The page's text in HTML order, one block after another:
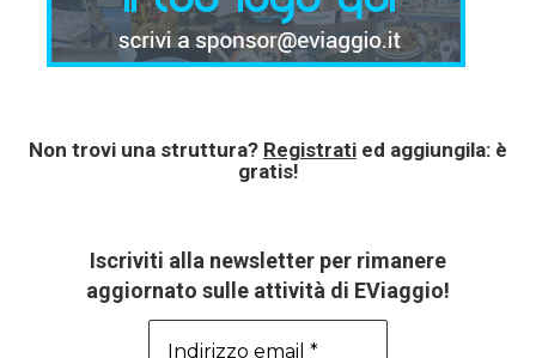
Non trovi una struttura? Registrati ed aggiungila: è
gratis!
Iscriviti alla newsletter per rimanere
aggiornato sulle attività di EViaggio!